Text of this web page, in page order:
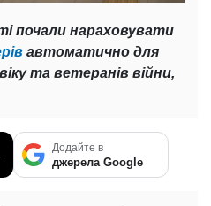
почали нараховувати
автоматично для
та ветеранів війни,
Додайте в
джерела Google